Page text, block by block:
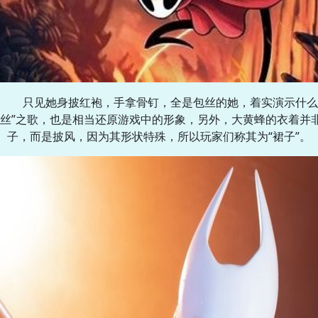
只见她身披红袍，手拿骨钉，全是包丝的她，着实演示什么
”之歌，也是相当还原游戏中的形象，另外，大黄蜂的衣着并
子，而是披风，因为其形状特殊，所以玩家们称其为“裙子”。